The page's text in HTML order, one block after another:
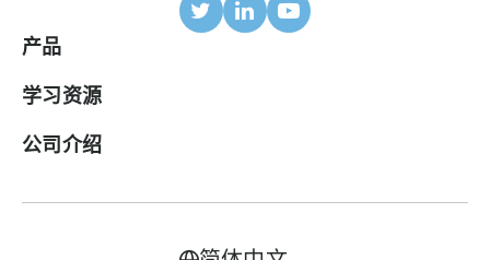
产品
移动归因
合作伙伴
学习资源
博客
公司介绍